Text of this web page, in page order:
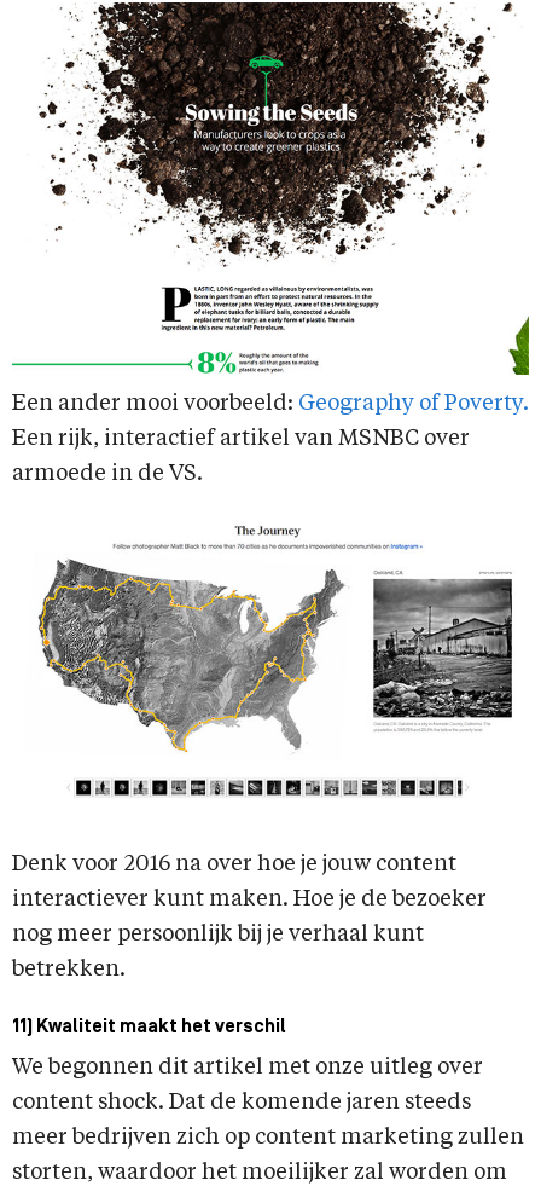
Een ander mooi voorbeeld: Geography of Poverty.
Een rijk, interactief artikel van MSNBC over
armoede in de VS.
Denk voor 2016 na over hoe je jouw content
interactiever kunt maken. Hoe je de bezoeker
nog meer persoonlijk bij je verhaal kunt
betrekken.
11) Kwaliteit maakt het verschil
We begonnen dit artikel met onze uitleg over
content shock. Dat de komende jaren steeds
meer bedrijven zich op content marketing zullen
storten, waardoor het moeilijker zal worden om